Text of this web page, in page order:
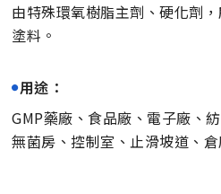
由特殊環氧樹脂主劑、硬化劑
塗料。
用途：
GMP藥廠、食品廠、電子廠、
無菌房、控制室、止滑坡道、